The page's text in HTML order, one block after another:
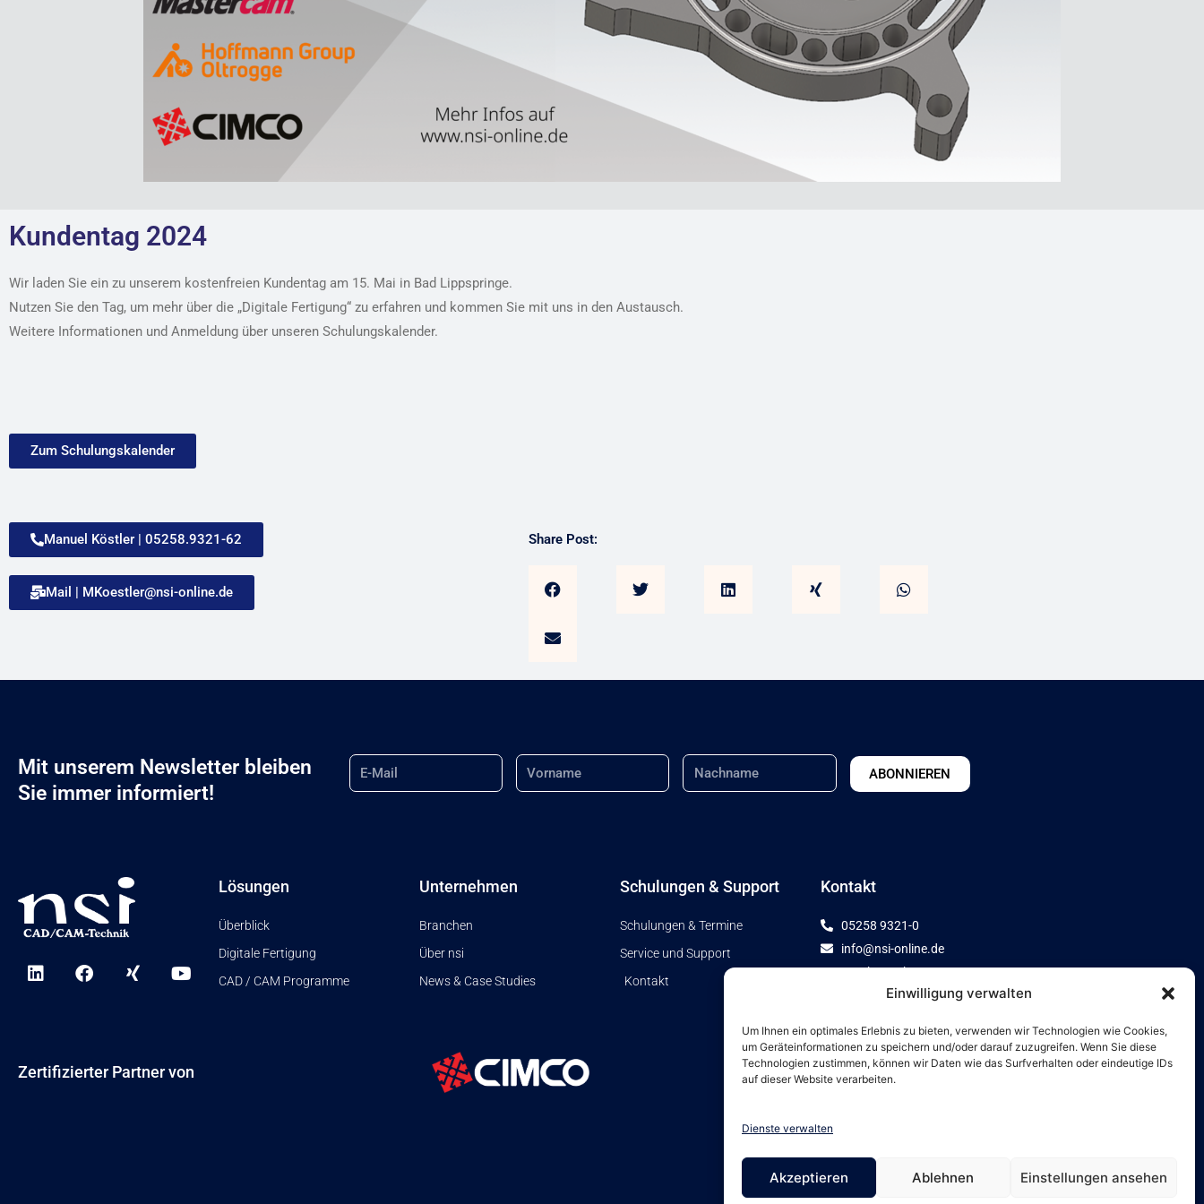
Einwilligung verwalten
Um Ihnen ein optimales Erlebnis zu bieten, verwenden wir Technologien wie Cookies,
um Geräteinformationen zu speichern und/oder darauf zuzugreifen. Wenn Sie diese
Technologien zustimmen, können wir Daten wie das Surfverhalten oder eindeutige IDs
auf dieser Website verarbeiten.
Dienste verwalten
Akzeptieren Ablehnen Einstellungen ansehen
Kundentag 2024
Wir laden Sie ein zu unserem kostenfreien Kundentag am 15. Mai in Bad Lippspringe.
Nutzen Sie den Tag, um mehr über die „Digitale Fertigung“ zu erfahren und kommen Sie mit uns in den Austausch.
Weitere Informationen und Anmeldung über unseren Schulungskalender.
Zum Schulungskalender
Manuel Köstler | 05258.9321-62
Mail | MKoestler@nsi-online.de
Share Post:
Mit unserem Newsletter bleiben
Sie immer informiert!
Email Name
Nachname
ABONNIEREN
L
i
i
F
a
o
X
i
Y
o
e
Lösungen
Überblick
Digitale Fertigung
CAD / CAM Programme
Unternehmen
Branchen
Über nsi
News & Case Studies
Schulungen & Support
Schulungen & Termine
Service und Support
Kontakt
Kontakt
05258 9321-0
info@nsi-online.de
Domherrenkamp 12
33154 Salzkotten
Zertifizierter Partner von